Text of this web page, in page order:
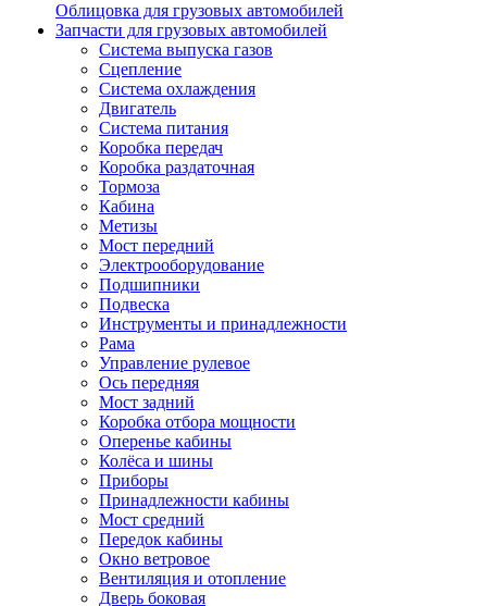
Облицовка для грузовых автомобилей
Запчасти для грузовых автомобилей
Система выпуска газов
Сцепление
Система охлаждения
Двигатель
Система питания
Коробка передач
Коробка раздаточная
Тормоза
Кабина
Метизы
Мост передний
Электрооборудование
Подшипники
Подвеска
Инструменты и принадлежности
Рама
Управление рулевое
Ось передняя
Мост задний
Коробка отбора мощности
Оперенье кабины
Колёса и шины
Приборы
Принадлежности кабины
Мост средний
Передок кабины
Окно ветровое
Вентиляция и отопление
Дверь боковая